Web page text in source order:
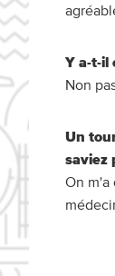
Y a-t-il
Non
Un
saviez
On m'a